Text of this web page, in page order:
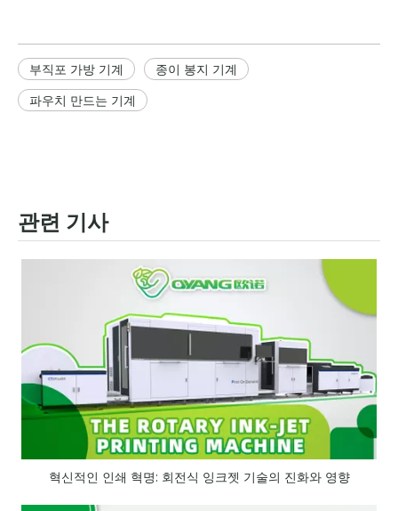
부직포 가방 기계
종이 봉지 기계
파우치 만드는 기계
관련 기사
혁신적인 인쇄 혁명: 회전식 잉크젯 기술의 진화와 영향